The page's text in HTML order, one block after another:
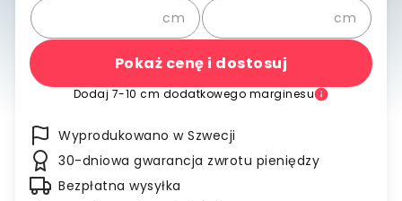
cm cm
Pokaż cenę i dostosuj
Dodaj 7-10 cm dodatkowego marginesu
Wyprodukowano w Szwecji
30-dniowa gwarancja zwrotu pieniędzy
Bezpłatna wysyłka